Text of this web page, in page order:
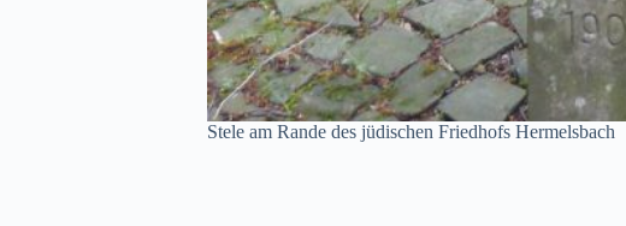
Stele am Rande des jüdischen Friedhofs Hermelsbach